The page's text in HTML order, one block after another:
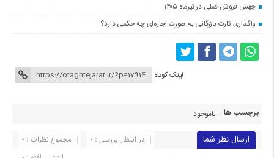
جهش فروش فملی در تیرماه ۱۴۰۵
واگذاری کارت بازرگانی به صورت اجاره‌ای چه حکمی دارد؟
لینک کوتاه
برچسب ها : ناموجود
ارسال نظر شما مجموع نظرات : 0
در انتظار بررسی : 0